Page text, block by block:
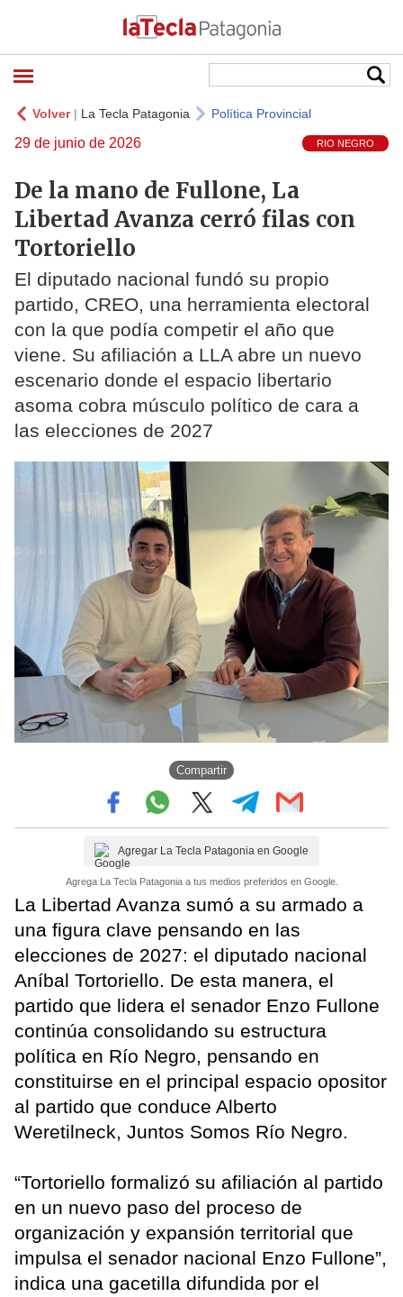
Volver| La Tecla Patagonia Política Provincial
29 de junio de 2026 RIO NEGRO
De la mano de Fullone, La
Libertad Avanza cerró filas con
Tortoriello
El diputado nacional fundó su propio
partido, CREO, una herramienta electoral
con la que podía competir el año que
viene. Su afiliación a LLA abre un nuevo
escenario donde el espacio libertario
asoma cobra músculo político de cara a
las elecciones de 2027
Compartir
Agregar La Tecla Patagonia en Google
Agrega La Tecla Patagonia a tus medios preferidos en Google.
La Libertad Avanza sumó a su armado a
una figura clave pensando en las
elecciones de 2027: el diputado nacional
Aníbal Tortoriello. De esta manera, el
partido que lidera el senador Enzo Fullone
continúa consolidando su estructura
política en Río Negro, pensando en
constituirse en el principal espacio opositor
al partido que conduce Alberto
Weretilneck, Juntos Somos Río Negro.
“Tortoriello formalizó su afiliación al partido
en un nuevo paso del proceso de
organización y expansión territorial que
impulsa el senador nacional Enzo Fullone”,
indica una gacetilla difundida por el